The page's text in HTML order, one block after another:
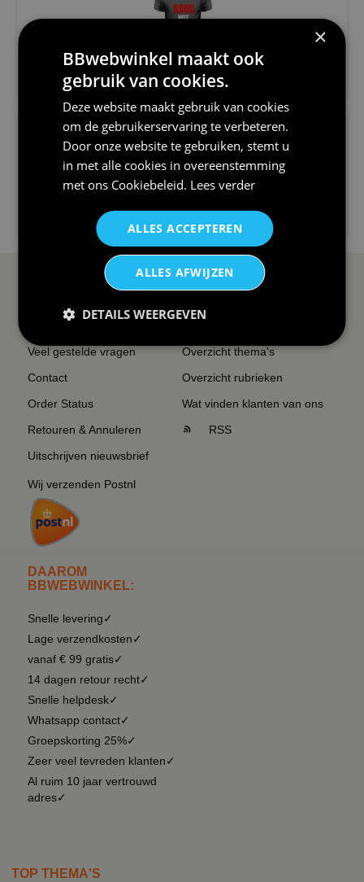
€24,95
V-hals shirt rood wit blauw st...
SERVICE EN INFO
Reviews
Veel gestelde vragen
Contact
Order Status
Retouren & Annuleren
Uitschrijven nieuwsbrief
Wij verzenden Postnl
DAAROM
BBWEBWINKEL:
Snelle levering✓
Lage verzendkosten✓
vanaf € 99 gratis✓
14 dagen retour recht✓
Snelle helpdesk✓
Whatsapp contact✓
Groepskorting 25%✓
Zeer veel tevreden klanten✓
Al ruim 10 jaar vertrouwd
adres✓
OVERZICHT
Overzicht thema's
Overzicht rubrieken
Wat vinden klanten van ons
RSS
TOP THEMA'S
×
BBwebwinkel maakt ook
gebruik van cookies.
Deze website maakt gebruik van cookies
om de gebruikerservaring te verbeteren.
Door onze website te gebruiken, stemt u
in met alle cookies in overeenstemming
met ons Cookiebeleid. Lees verder
ALLES ACCEPTEREN
ALLES AFWIJZEN
DETAILS WEERGEVEN